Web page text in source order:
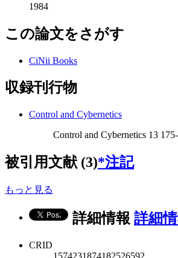
1984
この論文をさがす
CiNii Books
収録刊行物
Control and Cybernetics
Control and Cybernetics 13
被引用文献 (3)*注記
もっと見る
詳細情報 詳細
CRID
1574231874182526592